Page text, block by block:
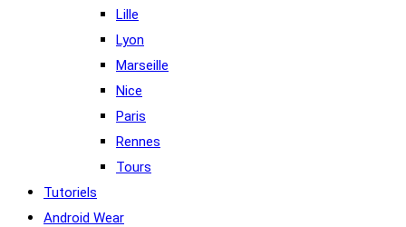
Lille
Lyon
Marseille
Nice
Paris
Rennes
Tours
Tutoriels
Android Wear